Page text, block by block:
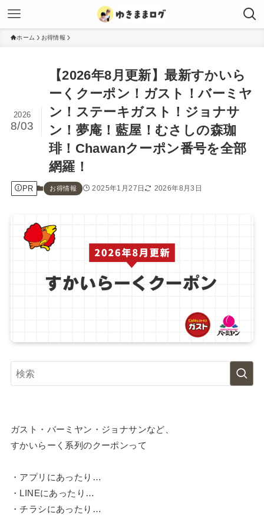
ホーム お得情報
【2026年8月更新】最新すかいら
ーくクーポン！ガスト！バーミヤ
ン！ステーキガスト！ジョナサ
ン！夢庵！藍屋！むさしの森珈
琲！Chawanクーポン番号を全部
網羅！
2026
8/03
PR お得情報 2025年1月27日 2026年8月3日
ガスト・バーミヤン・ジョナサンなど、
すかいらーく系列のクーポンって
・アプリにあったり…
・LINEにあったり…
・チラシにあったり…